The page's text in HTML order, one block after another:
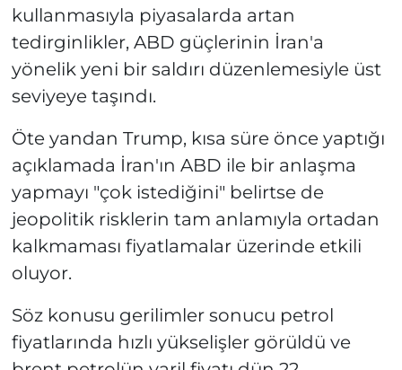
kullanmasıyla piyasalarda artan
tedirginlikler, ABD güçlerinin İran'a
yönelik yeni bir saldırı düzenlemesiyle üst
seviyeye taşındı.
Öte yandan Trump, kısa süre önce yaptığı
açıklamada İran'ın ABD ile bir anlaşma
yapmayı "çok istediğini" belirtse de
jeopolitik risklerin tam anlamıyla ortadan
kalkmaması fiyatlamalar üzerinde etkili
oluyor.
Söz konusu gerilimler sonucu petrol
fiyatlarında hızlı yükselişler görüldü ve